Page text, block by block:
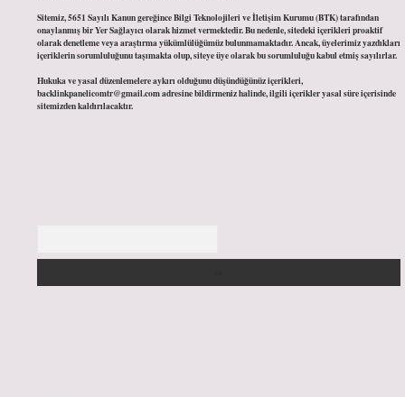
Sitemiz, 5651 Sayılı Kanun gereğince Bilgi Teknolojileri ve İletişim Kurumu (BTK) tarafından
onaylanmış bir Yer Sağlayıcı olarak hizmet vermektedir. Bu nedenle, sitedeki içerikleri proaktif
olarak denetleme veya araştırma yükümlülüğümüz bulunmamaktadır. Ancak, üyelerimiz yazdıkları
içeriklerin sorumluluğunu taşımakta olup, siteye üye olarak bu sorumluluğu kabul etmiş sayılırlar.
Hukuka ve yasal düzenlemelere aykırı olduğunu düşündüğünüz içerikleri,
backlinkpanelicomtr@gmail.comadresine bildirmeniz halinde, ilgili içerikler yasal süre içerisinde
sitemizden kaldırılacaktır.